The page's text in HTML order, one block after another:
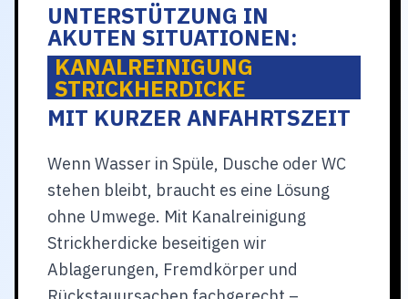
UNTERSTÜTZUNG IN
AKUTEN SITUATIONEN:
KANALREINIGUNG
STRICKHERDICKE
MIT KURZER ANFAHRTSZEIT
Wenn Wasser in Spüle, Dusche oder WC
stehen bleibt, braucht es eine Lösung
ohne Umwege. Mit Kanalreinigung
Strickherdicke beseitigen wir
Ablagerungen, Fremdkörper und